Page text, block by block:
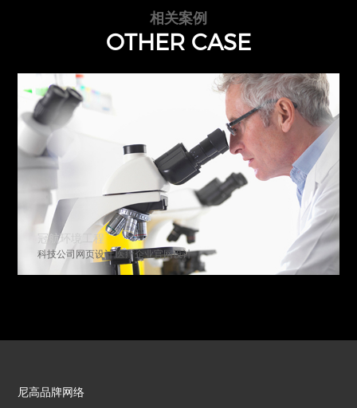
相关案例
OTHER CASE
冠航环境工程
科技公司网页设计,医疗企业官网设计
尼高品牌网络